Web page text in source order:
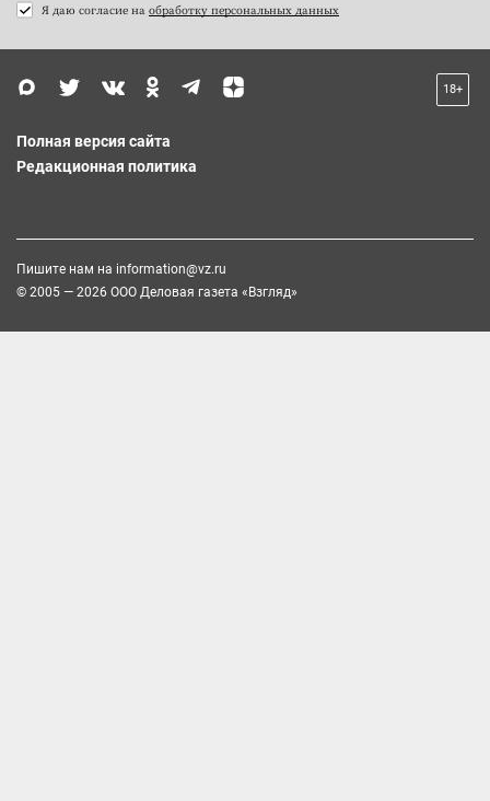
Я даю согласие на обработку персональных данных
18+
Полная версия сайта
Редакционная политика
Пишите нам на information@vz.ru
© 2005 — 2026 ООО Деловая газета «Взгляд»